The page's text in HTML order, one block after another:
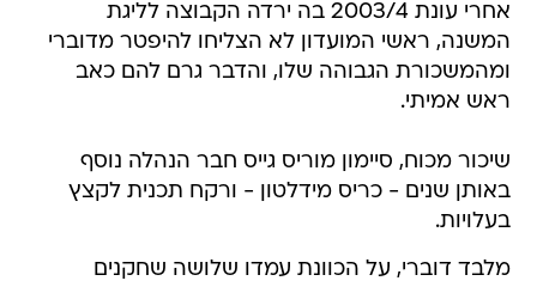
אחרי עונת 2003/4 בה ירדה הקבוצה לליגת
המשנה, ראשי המועדון לא הצליחו להיפטר מדוברי
ומהמשכורת הגבוהה שלו, והדבר גרם להם כאב
ראש אמיתי.
שיכור מכוח, סיימון מוריס גייס חבר הנהלה נוסף
באותן שנים - כריס מידלטון - ורקח תכנית לקצץ
בעלויות.
מלבד דוברי, על הכוונת עמדו שלושה שחקנים